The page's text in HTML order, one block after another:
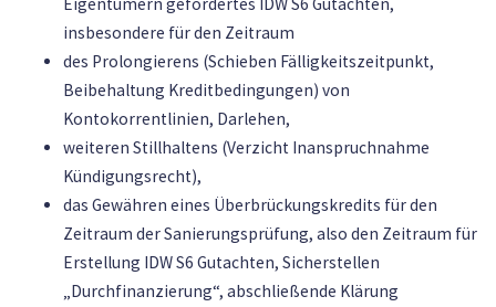
insbesondere für den Zeitraum
des Prolongierens (Schieben Fälligkeitszeitpunkt,
Beibehaltung Kreditbedingungen) von
Kontokorrentlinien, Darlehen,
weiteren Stillhaltens (Verzicht Inanspruchnahme
Kündigungsrecht),
das Gewähren eines Überbrückungskredits für den
Zeitraum der Sanierungsprüfung, also den Zeitraum für
Erstellung IDW S6 Gutachten, Sicherstellen
„Durchfinanzierung“, abschließende Klärung